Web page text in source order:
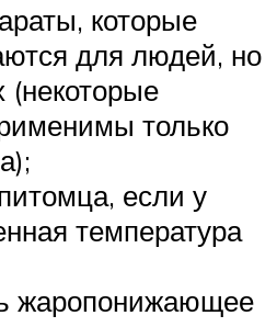
которые
для людей, но
(некоторые
только
если у
температура
жаропонижающее